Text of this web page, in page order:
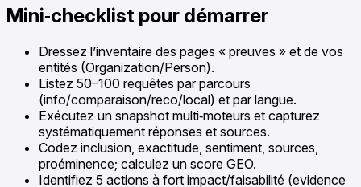
Mini‑checklist pour démarrer
Dressez l’inventaire des pages « preuves » et de vos
entités (Organization/Person).
Listez 50–100 requêtes par parcours
(info/comparaison/reco/local) et par langue.
Exécutez un snapshot multi‑moteurs et capturez
systématiquement réponses et sources.
Codez inclusion, exactitude, sentiment, sources,
proéminence; calculez un score GEO.
Identifiez 5 actions à fort impact/faisabilité (evidence